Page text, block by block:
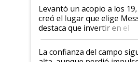
Levantó un acopio a los 19,
creó el lugar que elige
destaca que invertir en el
kirchnerismo era como
plata a un hijo para droga":
Juan Félix Rossetti, el
La confianza del campo